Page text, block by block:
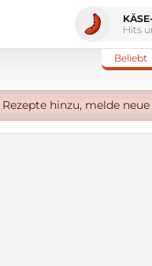
Hits
Beliebt
hinzu, melde